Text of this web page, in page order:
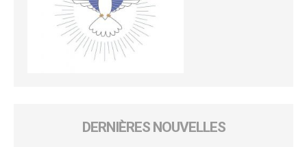
DERNIÈRES NOUVELLES